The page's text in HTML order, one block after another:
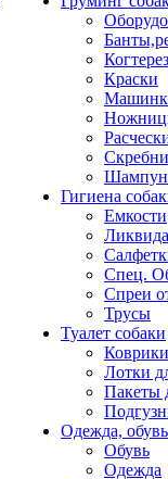
Краски
Гигиена
Емкости
Спец.
Спреи
Трусы
Туалет собаки
Коврики
Лотки
Пакеты
Одежда, обувь
Обувь
Одежда